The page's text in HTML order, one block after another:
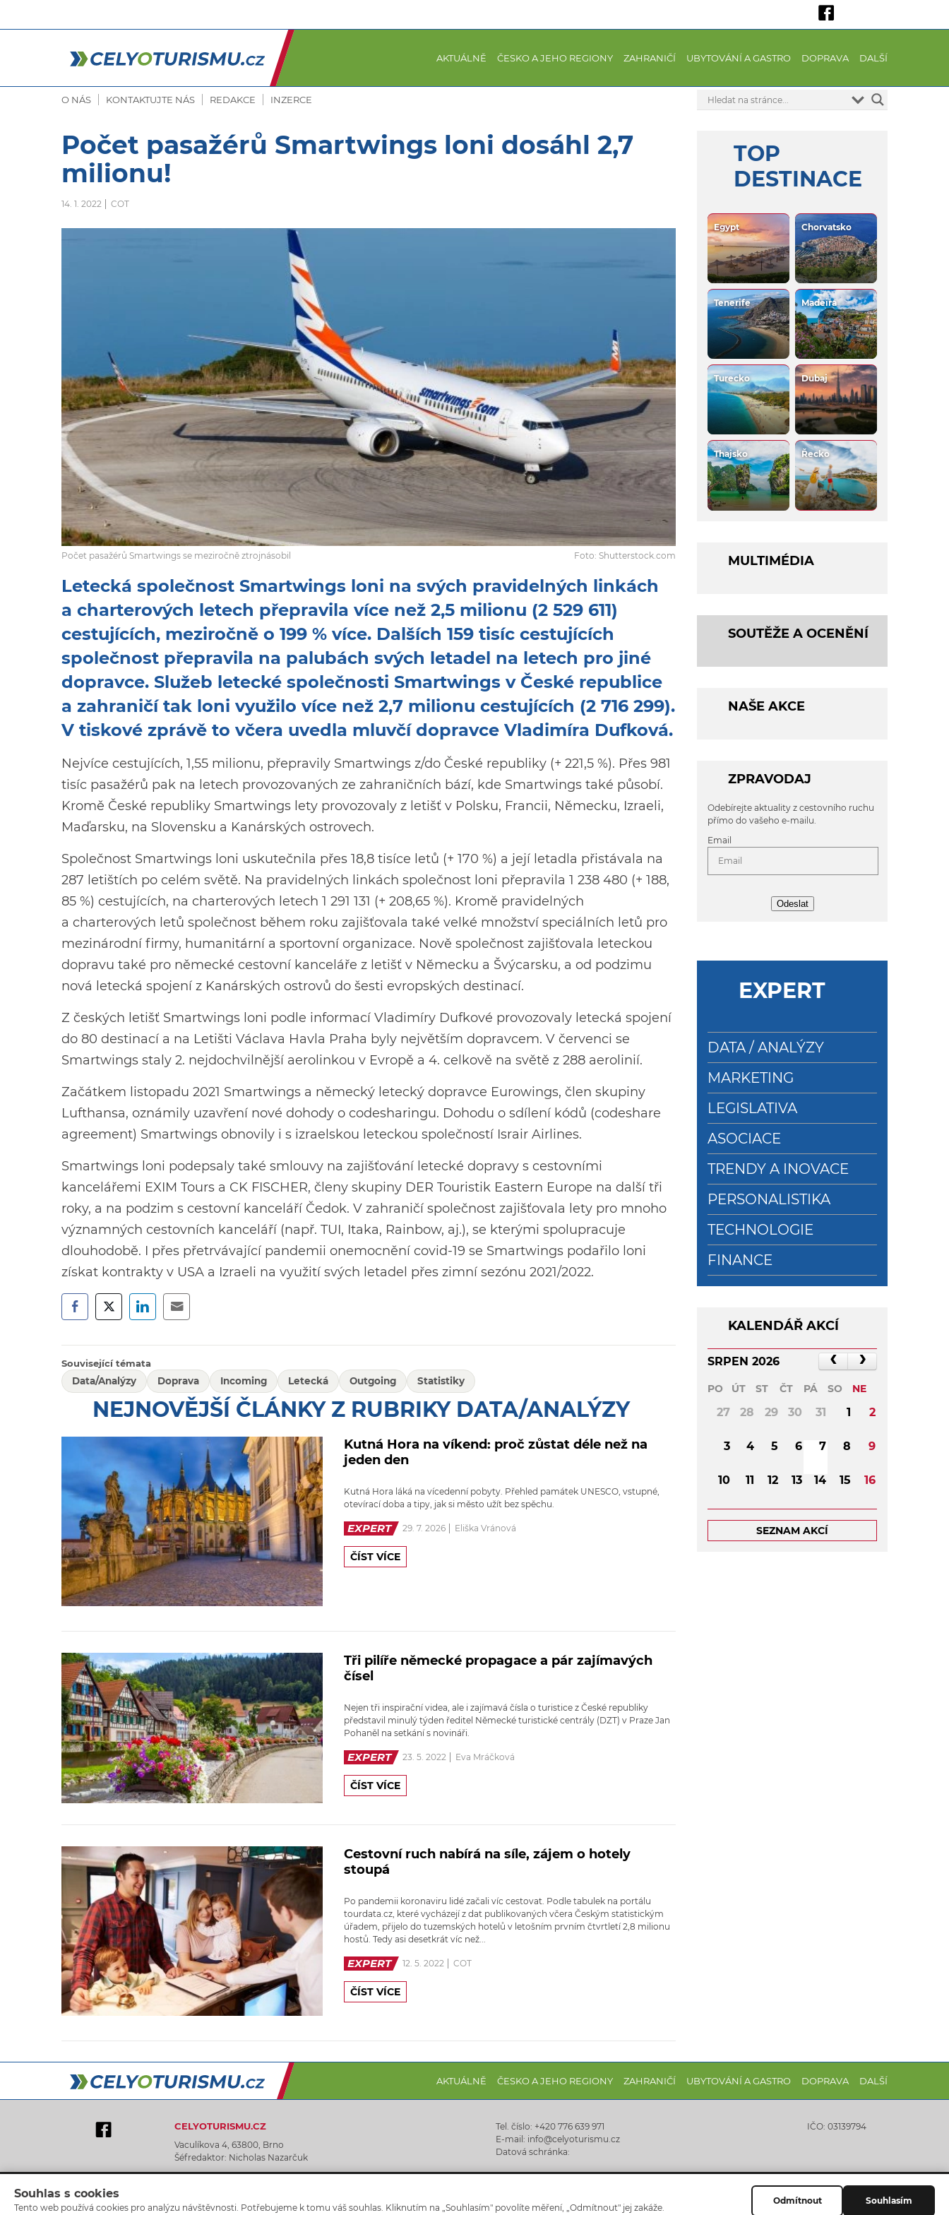
AKTUÁLNĚ ČESKO A JEHO REGIONY ZAHRANIČÍ UBYTOVÁNÍ A GASTRO DOPRAVA DALŠÍ
O NÁS KONTAKTUJTE NÁS REDAKCE INZERCE
Počet pasažérů Smartwings loni dosáhl 2,7
milionu!
14. 1. 2022 COT
Počet pasažérů Smartwings se meziročně ztrojnásobil Foto: Shutterstock.com
Letecká společnost Smartwings loni na svých pravidelných linkách
a charterových letech přepravila více než 2,5 milionu (2 529 611)
cestujících, meziročně o 199 % více. Dalších 159 tisíc cestujících
společnost přepravila na palubách svých letadel na letech pro jiné
dopravce. Služeb letecké společnosti Smartwings v České republice
a zahraničí tak loni využilo více než 2,7 milionu cestujících (2 716 299).
V tiskové zprávě to včera uvedla mluvčí dopravce Vladimíra Dufková.
Nejvíce cestujících, 1,55 milionu, přepravily Smartwings z/do České republiky (+ 221,5 %). Přes 981
tisíc pasažérů pak na letech provozovaných ze zahraničních bází, kde Smartwings také působí.
Kromě České republiky Smartwings lety provozovaly z letišť v Polsku, Francii, Německu, Izraeli,
Maďarsku, na Slovensku a Kanárských ostrovech.
Společnost Smartwings loni uskutečnila přes 18,8 tisíce letů (+ 170 %) a její letadla přistávala na
287 letištích po celém světě. Na pravidelných linkách společnost loni přepravila 1 238 480 (+ 188,
85 %) cestujících, na charterových letech 1 291 131 (+ 208,65 %). Kromě pravidelných
a charterových letů společnost během roku zajišťovala také velké množství speciálních letů pro
mezinárodní firmy, humanitární a sportovní organizace. Nově společnost zajišťovala leteckou
dopravu také pro německé cestovní kanceláře z letišť v Německu a Švýcarsku, a od podzimu
nová letecká spojení z Kanárských ostrovů do šesti evropských destinací.
Z českých letišť Smartwings loni podle informací Vladimíry Dufkové provozovaly letecká spojení
do 80 destinací a na Letišti Václava Havla Praha byly největším dopravcem. V červenci se
Smartwings staly 2. nejdochvilnější aerolinkou v Evropě a 4. celkově na světě z 288 aerolinií.
Začátkem listopadu 2021 Smartwings a německý letecký dopravce Eurowings, člen skupiny
Lufthansa, oznámily uzavření nové dohody o codesharingu. Dohodu o sdílení kódů (codeshare
agreement) Smartwings obnovily i s izraelskou leteckou společností Israir Airlines.
Smartwings loni podepsaly také smlouvy na zajišťování letecké dopravy s cestovními
kancelářemi EXIM Tours a CK FISCHER, členy skupiny DER Touristik Eastern Europe na další tři
roky, a na podzim s cestovní kanceláří Čedok. V zahraničí společnost zajišťovala lety pro mnoho
významných cestovních kanceláří (např. TUI, Itaka, Rainbow, aj.), se kterými spolupracuje
dlouhodobě. I přes přetrvávající pandemii onemocnění covid-19 se Smartwings podařilo loni
získat kontrakty v USA a Izraeli na využití svých letadel přes zimní sezónu 2021/2022.
Související témata
Data/Analýzy
Doprava Incoming Letecká Outgoing Statistiky
NEJNOVĚJŠÍ ČLÁNKY Z RUBRIKY DATA/ANALÝZY
Kutná Hora na víkend: proč zůstat déle než na
jeden den
Kutná Hora láká na vícedenní pobyty. Přehled památek UNESCO, vstupné,
otevírací doba a tipy, jak si město užít bez spěchu.
EXPERT 29. 7. 2026 Eliška Vránová
ČÍST VÍCE
Tři pilíře německé propagace a pár zajímavých
čísel
Nejen tři inspirační videa, ale i zajímavá čísla o turistice z České republiky
představil minulý týden ředitel Německé turistické centrály (DZT) v Praze Jan
Pohaněl na setkání s novináři.
EXPERT 23. 5. 2022 Eva Mráčková
ČÍST VÍCE
Cestovní ruch nabírá na síle, zájem o hotely
stoupá
Po pandemii koronaviru lidé začali víc cestovat. Podle tabulek na portálu
tourdata.cz, které vycházejí z dat publikovaných včera Českým statistickým
úřadem, přijelo do tuzemských hotelů v letošním prvním čtvrtletí 2,8 milionu
hostů. Tedy asi desetkrát víc než...
EXPERT 12. 5. 2022 COT
ČÍST VÍCE
TOP
DESTINACE
Egypt Chorvatsko
Tenerife Madeira
Turecko Dubaj
Thajsko Řecko
MULTIMÉDIA
SOUTĚŽE A OCENĚNÍ
NAŠE AKCE
ZPRAVODAJ
Odebírejte aktuality z cestovního ruchu
přímo do vašeho e-mailu.
Email
Odeslat
EXPERT
DATA / ANALÝZY
MARKETING
LEGISLATIVA
ASOCIACE
TRENDY A INOVACE
PERSONALISTIKA
TECHNOLOGIE
FINANCE
KALENDÁŘ AKCÍ
SRPEN 2026
PO ÚT ST ČT PÁ SO NE
27 28 29 30 31 1 2
3 4 5 6 7 8 9
10 11 12 13 14 15 16
17 18 19 20 21 22 23
SEZNAM AKCÍ
AKTUÁLNĚ ČESKO A JEHO REGIONY ZAHRANIČÍ UBYTOVÁNÍ A GASTRO DOPRAVA DALŠÍ
CELYOTURISMU.CZ
Vaculíkova 4, 63800, Brno
Šéfredaktor: Nicholas Nazarčuk
Tel. číslo: +420 776 639 971
E-mail: info@celyoturismu.cz
Datová schránka:
IČO: 03139794
Graphic Design by Lukáš Tingl Celyoturismu.cz © 2025
Cookies
Souhlas s cookies
Tento web používá cookies pro analýzu návštěvnosti. Potřebujeme k tomu váš souhlas. Kliknutím na „Souhlasím" povolíte měření, „Odmítnout" jej zakáže.
Odmítnout Souhlasím